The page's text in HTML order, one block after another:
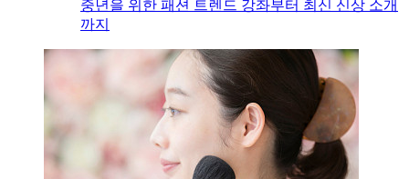
중년을 위한 패션 트렌드 강좌부터 최신 신상 소개
까지